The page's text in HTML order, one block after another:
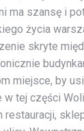
ma szansę i
życia
skryte
miejsce, by
tej części
restauracji,